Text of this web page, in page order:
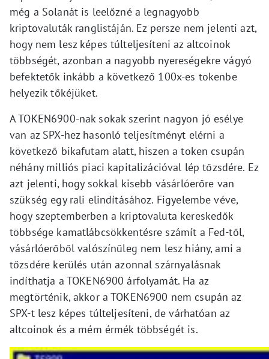
még a Solanát is leelőzné a legnagyobb
kriptovaluták ranglistáján. Ez persze nem jelenti azt,
hogy nem lesz képes túlteljesíteni az altcoinok
többségét, azonban a nagyobb nyereségekre vágyó
befektetők inkább a következő 100x-es tokenbe
helyezik tőkéjüket.
A TOKEN6900-nak sokak szerint nagyon jó esélye
van az SPX-hez hasonló teljesítményt elérni a
következő bikafutam alatt, hiszen a token csupán
néhány milliós piaci kapitalizációval lép tőzsdére. Ez
azt jelenti, hogy sokkal kisebb vásárlóerőre van
szükség egy rali elindításához. Figyelembe véve,
hogy szeptemberben a kriptovaluta kereskedők
többsége kamatlábcsökkentésre számít a Fed-től,
vásárlóerőből valószínűleg nem lesz hiány, ami a
tőzsdére kerülés után azonnal szárnyalásnak
indíthatja a TOKEN6900 árfolyamát. Ha az
megtörténik, akkor a TOKEN6900 nem csupán az
SPX-t lesz képes túlteljesíteni, de várhatóan az
altcoinok és a mém érmék többségét is.